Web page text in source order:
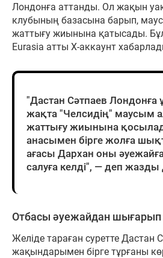
Лондонға аттанды. Ол жақын
клубының базасына барып,
жаттығу жиынына қатысады.
Eurasia атты X-аккаунт
"Дастан Сәтпаев Лондонға
жақта "Челсидің" маусым
жаттығу жиынына
анасымен бірге жолға
ағасы Дархан оны
салуға келді", — деп жазды
Отбасы әуежайдан шығарып
Желіде тараған суретте Дастан
жақындарымен бірге тұрғаны